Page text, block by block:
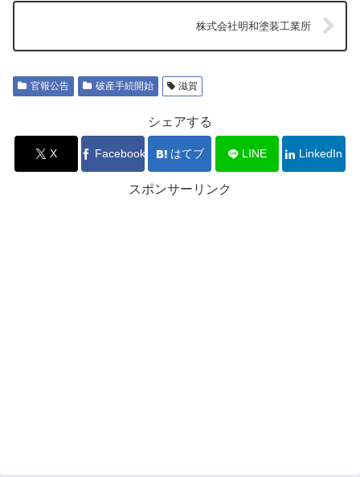
株式会社明和塗装工業所
官報公告 破産手続開始 滋賀
シェアする
X Facebook はてブ LINE LinkedIn
スポンサーリンク